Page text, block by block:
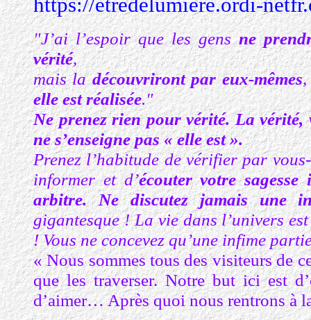
"J’ai l’espoir que les gensne
vérité,
mais ladécouvriront par eux-mêmes,
elle est réalisée."
Ne prenez rien pour vérité.La vérité,
ne s’enseigne pas « elle est ».
Prenez l’habitude de vérifier par
informer et d’écouter votre
arbitre. Ne discutez jamais une
gigantesque ! La vie dans l’univers
! Vous ne concevez qu’une infime
« Nous sommes tous des visiteurs de
que les traverser. Notre but ici est
d’aimer… Après quoi nous rentrons à